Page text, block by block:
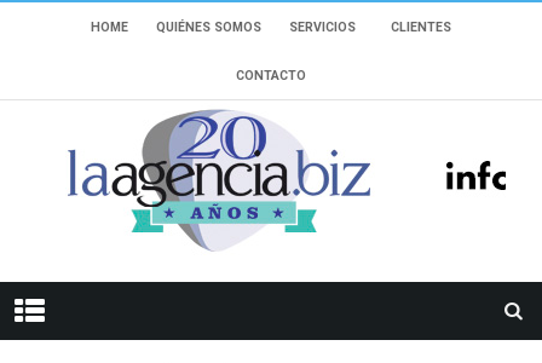
HOME QUIÉNES SOMOS SERVICIOS CLIENTES
CONTACTO